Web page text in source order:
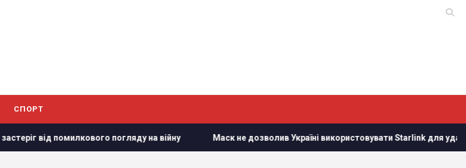
СПОРТ
помилкового погляду на війну Маск не дозволив Україні використовувати Starlink для ударів по